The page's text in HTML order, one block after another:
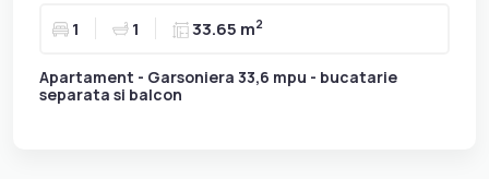
1 1 33.65 m2
Apartament - Garsoniera 33,6 mpu - bucatarie
separata si balcon